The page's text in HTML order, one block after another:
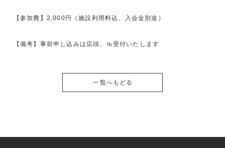
【参加費】2,000円（施設利用料込、入会金別途）
【備考】事前申し込みは店頭、℡受付いたします
一覧へもどる